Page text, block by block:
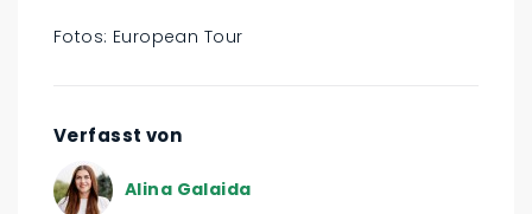
Fotos: European Tour
Verfasst von
Alina Galaida